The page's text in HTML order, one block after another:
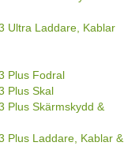
Ultra Laddare, Kablar
Plus Fodral
Plus Skal
Plus Skärmskydd &
Plus Laddare, Kablar &